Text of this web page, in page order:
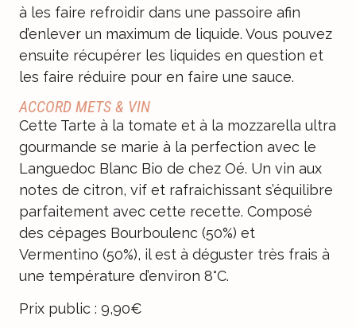
à les faire refroidir dans une passoire afin
d’enlever un maximum de liquide. Vous pouvez
ensuite récupérer les liquides en question et
les faire réduire pour en faire une sauce.
ACCORD METS & VIN
Cette Tarte à la tomate et à la mozzarella ultra
gourmande se marie à la perfection avec le
Languedoc Blanc Bio de chez Oé. Un vin aux
notes de citron, vif et rafraichissant s’équilibre
parfaitement avec cette recette. Composé
des cépages Bourboulenc (50%) et
Vermentino (50%), il est à déguster très frais à
une température d’environ 8°C.
Prix public : 9,90€